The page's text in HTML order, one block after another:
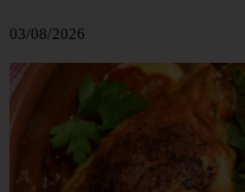
03/08/2026